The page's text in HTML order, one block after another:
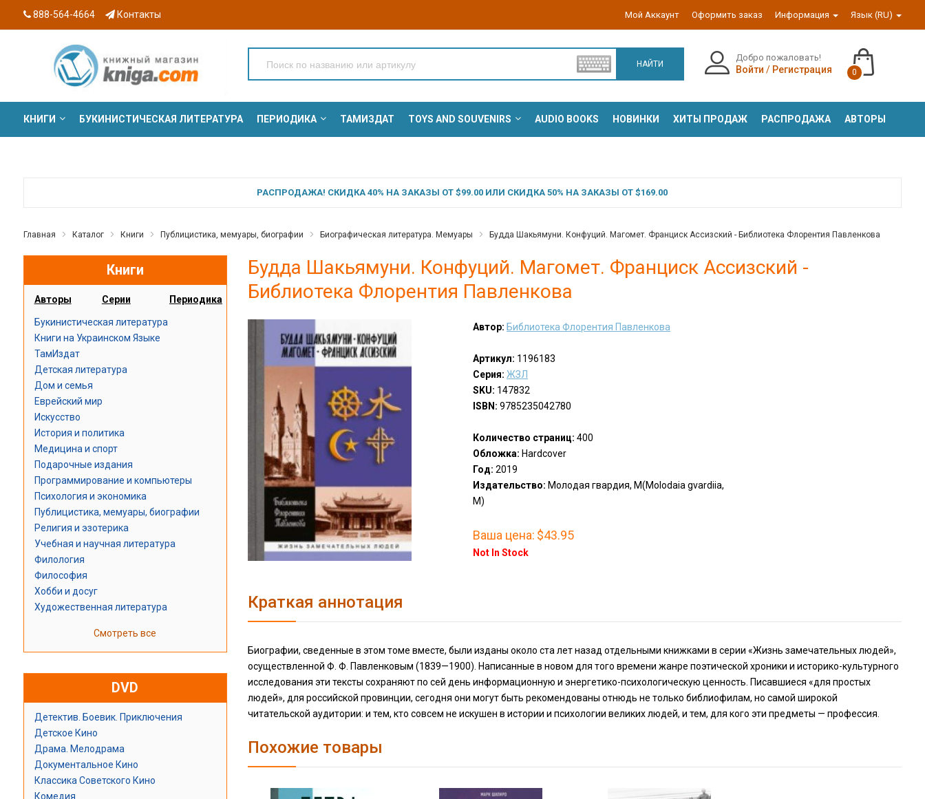
888-564-4664 Контакты Мой Аккаунт Оформить заказ Информация Язык (RU)
НАЙТИ
Добро пожаловать!
Войти / Регистрация 0
КНИГИ БУКИНИСТИЧЕСКАЯ ЛИТЕРАТУРА ПЕРИОДИКА ТАМИЗДАТ TOYS AND SOUVENIRS AUDIO BOOKS НОВИНКИ ХИТЫ ПРОДАЖ РАСПРОДАЖА АВТОРЫ
РАСПРОДАЖА! СКИДКА 40% НА ЗАКАЗЫ ОТ $99.00 ИЛИ СКИДКА 50% НА ЗАКАЗЫ ОТ $169.00
Главная Каталог Книги Публицистика, мемуары, биографии Биографическая литература. Мемуары Будда Шакьямуни. Конфуций. Магомет. Франциск Ассизский - Библиотека Флорентия Павленкова
Книги
Авторы Серии Периодика
Букинистическая литература
Книги на Украинском Языке
ТамИздат
Детская литература
Дом и семья
Еврейский мир
Искусство
История и политика
Медицина и спорт
Подарочные издания
Программирование и компьютеры
Психология и экономика
Публицистика, мемуары, биографии
Религия и эзотерика
Учебная и научная литература
Филология
Философия
Хобби и досуг
Художественная литература
Смотреть все
DVD
Детектив. Боевик. Приключения
Детское Кино
Драма. Мелодрама
Документальное Кино
Классика Советского Кино
Комедия
Будда Шакьямуни. Конфуций. Магомет. Франциск Ассизский -
Библиотека Флорентия Павленкова
Автор: Библиотека Флорентия Павленкова
Артикул: 1196183
Серия: ЖЗЛ
SKU: 147832
ISBN: 9785235042780
Количество страниц: 400
Обложка: Hardcover
Год: 2019
Издательство: Молодая гвардия, М(Molodaia gvardiia,
M)
Ваша цена: $43.95
Not In Stock
Краткая аннотация
Биографии, сведенные в этом томе вместе, были изданы около ста лет назад отдельными книжками в серии «Жизнь замечательных людей»,
осуществленной Ф. Ф. Павленковым (1839—1900). Написанные в новом для того времени жанре поэтической хроники и историко-культурного
исследования эти тексты сохраняют по сей день информационную и энергетико-психологическую ценность. Писавшиеся «для простых
людей», для российской провинции, сегодня они могут быть рекомендованы отнюдь не только библиофилам, но самой широкой
читательской аудитории: и тем, кто совсем не искушен в истории и психологии великих людей, и тем, для кого эти предметы — профессия.
Похожие товары